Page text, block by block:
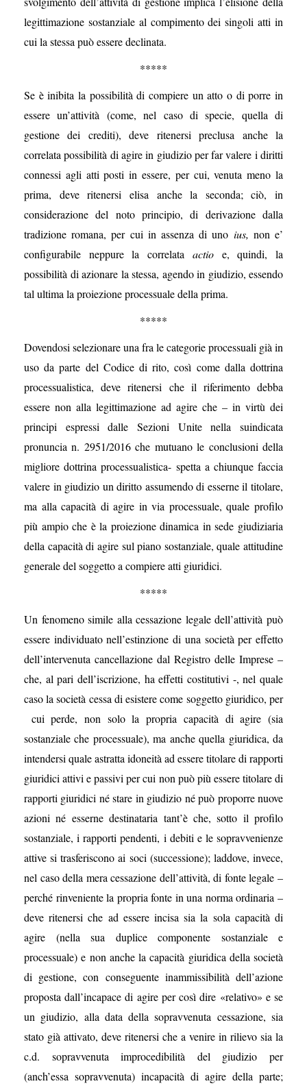
legittimazione sostanziale al compimento dei singoli atti in
cui la stessa può essere declinata.
*****
Se è inibita la possibilità di compiere un atto o di porre in
essere un’attività (come, nel caso di specie, quella di
gestione dei crediti), deve ritenersi preclusa anche la
correlata possibilità di agire in giudizio per far valere i diritti
connessi agli atti posti in essere, per cui, venuta meno la
prima, deve ritenersi elisa anche la seconda; ciò, in
considerazione del noto principio, di derivazione dalla
tradizione romana, per cui in assenza di uno ius, non e’
configurabile neppure la correlata actioe, quindi, la
possibilità di azionare la stessa, agendo in giudizio, essendo
tal ultima la proiezione processuale della prima.
*****
Dovendosi selezionare una fra le categorie processuali già in
uso da parte del Codice di rito, così come dalla dottrina
processualistica, deve ritenersi che il riferimento debba
essere non alla legittimazione ad agire che – in virtù dei
principi espressi dalle Sezioni Unite nella suindicata
pronuncia n. 2951/2016 che mutuano le conclusioni della
migliore dottrina processualistica- spetta a chiunque faccia
valere in giudizio un diritto assumendo di esserne il titolare,
ma alla capacità di agire in via processuale, quale profilo
più ampio che è la proiezione dinamica in sede giudiziaria
della capacità di agire sul piano sostanziale, quale attitudine
generale del soggetto a compiere atti giuridici.
*****
Un fenomeno simile alla cessazione legale dell’attività può
essere individuato nell’estinzione di una società per effetto
dell’intervenuta cancellazione dal Registro delle Imprese –
che, al pari dell’iscrizione, ha effetti costitutivi -, nel quale
caso la società cessa di esistere come soggetto giuridico, per
cui perde, non solo la propria capacità di agire (sia
sostanziale che processuale), ma anche quella giuridica, da
intendersi quale astratta idoneità ad essere titolare di rapporti
giuridici attivi e passivi per cui non può più essere titolare di
rapporti giuridici né stare in giudizio né può proporre nuove
azioni né esserne destinataria tant’è che, sotto il profilo
sostanziale, i rapporti pendenti, i debiti e le sopravvenienze
attive si trasferiscono ai soci (successione); laddove, invece,
nel caso della mera cessazione dell’attività, di fonte legale –
perché rinveniente la propria fonte in una norma ordinaria –
deve ritenersi che ad essere incisa sia la sola capacità di
agire (nella sua duplice componente sostanziale e
processuale) e non anche la capacità giuridica della società
di gestione, con conseguente inammissibilità dell’azione
proposta dall’incapace di agire per così dire «relativo» e se
un giudizio, alla data della sopravvenuta cessazione, sia
stato già attivato, deve ritenersi che a venire in rilievo sia la
c.d. sopravvenuta improcedibilità del giudizio per
(anch’essa sopravvenuta) incapacità di agire della parte;